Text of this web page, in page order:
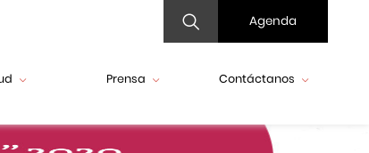
Agenda
Prensa Contáctanos